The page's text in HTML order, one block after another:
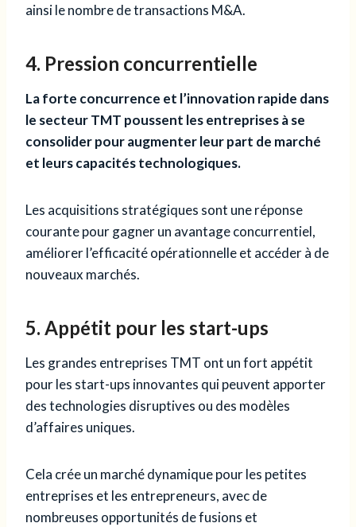
ainsi le nombre de transactions M&A.
4. Pression concurrentielle
La forte concurrence et l’innovation rapide dans
le secteur TMT poussent les entreprises à se
consolider pour augmenter leur part de marché
et leurs capacités technologiques.
Les acquisitions stratégiques sont une réponse
courante pour gagner un avantage concurrentiel,
améliorer l’efficacité opérationnelle et accéder à de
nouveaux marchés.
5. Appétit pour les start-ups
Les grandes entreprises TMT ont un fort appétit
pour les start-ups innovantes qui peuvent apporter
des technologies disruptives ou des modèles
d’affaires uniques.
Cela crée un marché dynamique pour les petites
entreprises et les entrepreneurs, avec de
nombreuses opportunités de fusions et